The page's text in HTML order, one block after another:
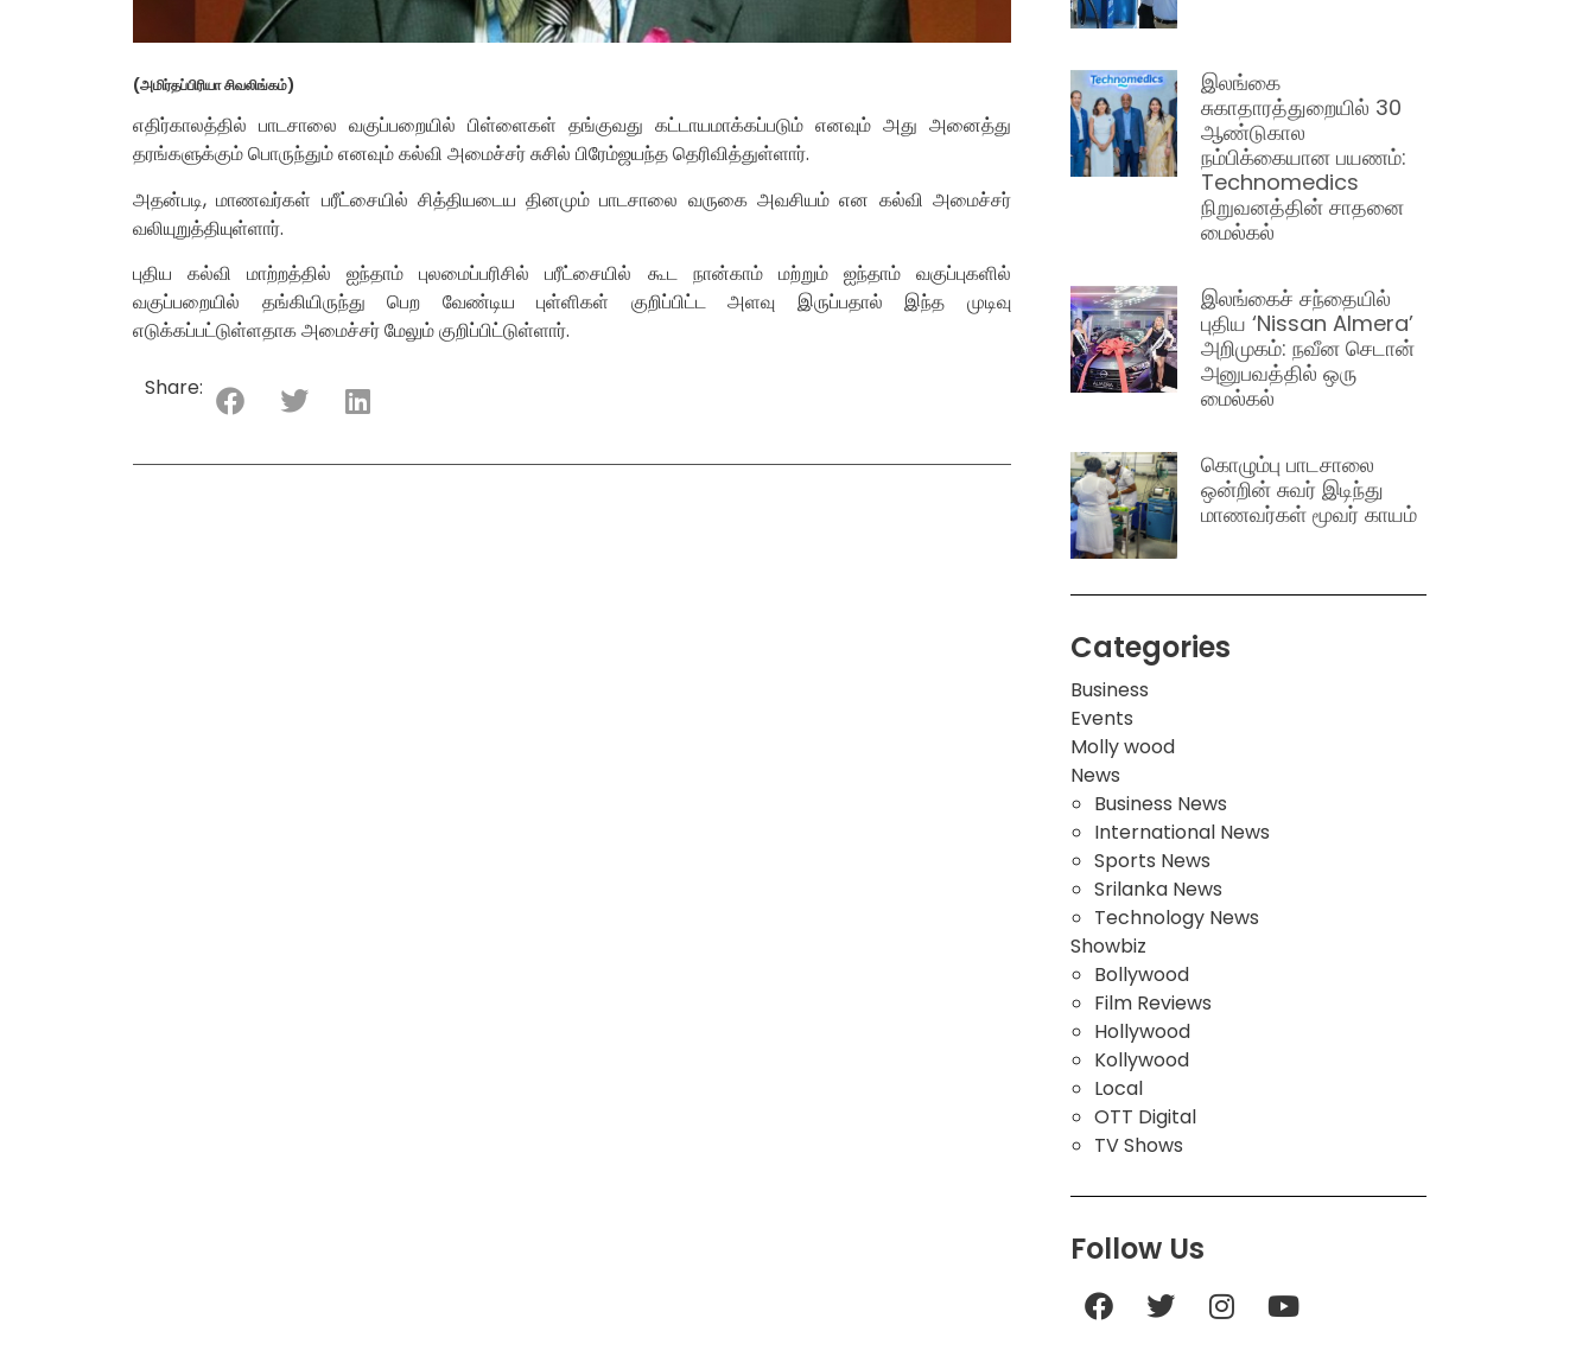
(அமிர்தப்பிரியா சிவலிங்கம்)
எதிர்காலத்தில் பாடசாலை வகுப்பறையில் பிள்ளைகள் தங்குவது கட்டாயமாக்கப்படும் எனவும் அது அனைத்து
தரங்களுக்கும் பொருந்தும் எனவும் கல்வி அமைச்சர் சுசில் பிரேம்ஜயந்த தெரிவித்துள்ளார்.
அதன்படி, மாணவர்கள் பரீட்சையில் சித்தியடைய தினமும் பாடசாலை வருகை அவசியம் என கல்வி அமைச்சர்
வலியுறுத்தியுள்ளார்.
புதிய கல்வி மாற்றத்தில் ஐந்தாம் புலமைப்பரிசில் பரீட்சையில் கூட நான்காம் மற்றும் ஐந்தாம் வகுப்புகளில்
வகுப்பறையில் தங்கியிருந்து பெற வேண்டிய புள்ளிகள் குறிப்பிட்ட அளவு இருப்பதால் இந்த முடிவு
எடுக்கப்பட்டுள்ளதாக அமைச்சர் மேலும் குறிப்பிட்டுள்ளார்.
Share:
இலங்கை
சுகாதாரத்துறையில் 30
ஆண்டுகால
நம்பிக்கையான பயணம்:
Technomedics
நிறுவனத்தின் சாதனை
மைல்கல்
இலங்கைச் சந்தையில்
புதிய ‘Nissan Almera’
அறிமுகம்: நவீன செடான்
அனுபவத்தில் ஒரு
மைல்கல்
கொழும்பு பாடசாலை
ஒன்றின் சுவர் இடிந்து
மாணவர்கள் மூவர் காயம்
Categories
Business
Events
Molly wood
News
Business News
International News
Sports News
Srilanka News
Technology News
Showbiz
Bollywood
Film Reviews
Hollywood
Kollywood
Local
OTT Digital
TV Shows
Follow Us